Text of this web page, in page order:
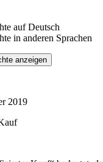
auf Deutsch
in anderen Sprachen
anzeigen
2019